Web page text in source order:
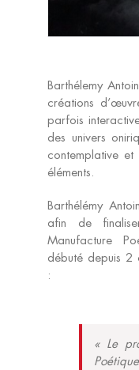
Barthélemy
créations
parfois
des univers
contemplative
éléments.
Barthélémy
afin de
Manufacture
débuté depuis 2
:
« Le